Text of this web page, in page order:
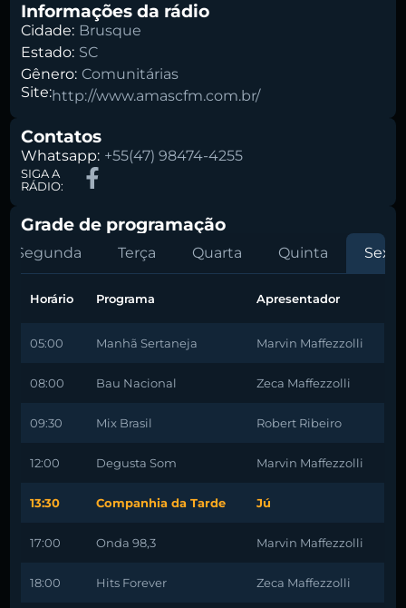
Informações da rádio
Cidade: Brusque
Estado: SC
Gênero: Comunitárias
Site:http://www.amascfm.com.br/
Contatos
Whatsapp: +55(47) 98474-4255
SIGA A
RÁDIO:
Grade de programação
Segunda Terça Quarta Quinta Sexta
Horário Programa Apresentador
05:00 Manhã Sertaneja Marvin Maffezzolli
08:00 Bau Nacional Zeca Maffezzolli
09:30 Mix Brasil Robert Ribeiro
12:00 Degusta Som Marvin Maffezzolli
13:30 Companhia da Tarde Jú
17:00 Onda 98,3 Marvin Maffezzolli
18:00 Hits Forever Zeca Maffezzolli